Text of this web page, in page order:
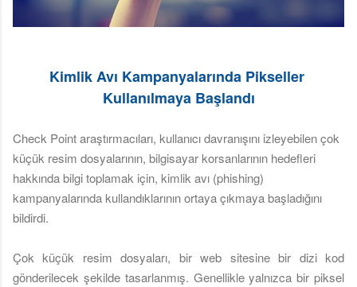
Kimlik Avı Kampanyalarında Pikseller
Kullanılmaya Başlandı
Check Point araştırmacıları, kullanıcı davranışını izleyebilen çok
küçük resim dosyalarının, bilgisayar korsanlarının hedefleri
hakkında bilgi toplamak için, kimlik avı (phishing)
kampanyalarında kullandıklarının ortaya çıkmaya başladığını
bildirdi.
Çok küçük resim dosyaları, bir web sitesine bir dizi kod
gönderilecek şekilde tasarlanmış. Genellikle yalnızca bir piksel